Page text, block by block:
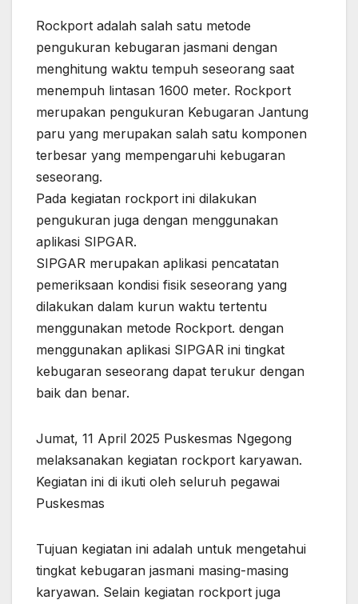
Rockport adalah salah satu metode
pengukuran kebugaran jasmani dengan
menghitung waktu tempuh seseorang saat
menempuh lintasan 1600 meter. Rockport
merupakan pengukuran Kebugaran Jantung
paru yang merupakan salah satu komponen
terbesar yang mempengaruhi kebugaran
seseorang.
Pada kegiatan rockport ini dilakukan
pengukuran juga dengan menggunakan
aplikasi SIPGAR.
SIPGAR merupakan aplikasi pencatatan
pemeriksaan kondisi fisik seseorang yang
dilakukan dalam kurun waktu tertentu
menggunakan metode Rockport. dengan
menggunakan aplikasi SIPGAR ini tingkat
kebugaran seseorang dapat terukur dengan
baik dan benar.
Jumat, 11 April 2025 Puskesmas Ngegong
melaksanakan kegiatan rockport karyawan.
Kegiatan ini di ikuti oleh seluruh pegawai
Puskesmas
Tujuan kegiatan ini adalah untuk mengetahui
tingkat kebugaran jasmani masing-masing
karyawan. Selain kegiatan rockport juga